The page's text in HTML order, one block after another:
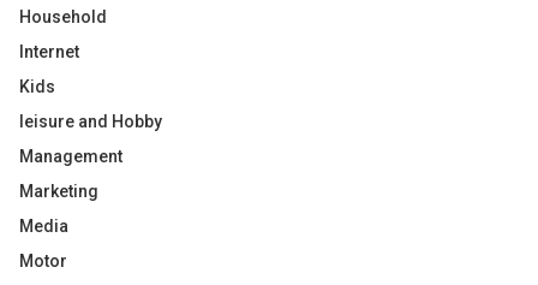
Household
Internet
Kids
leisure and Hobby
Management
Marketing
Media
Motor